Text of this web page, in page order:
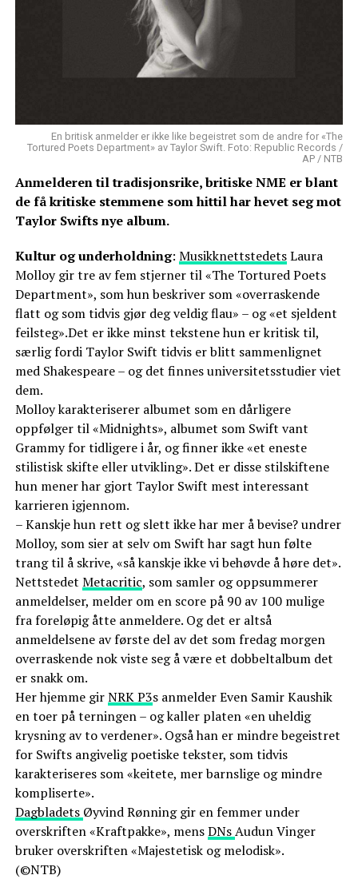
En britisk anmelder er ikke like begeistret som de andre for «The
Tortured Poets Department» av Taylor Swift. Foto: Republic Records /
AP / NTB
Anmelderen til tradisjonsrike, britiske NME er blant
de få kritiske stemmene som hittil har hevet seg mot
Taylor Swifts nye album.
Kultur og underholdning: MusikknettstedetsLaura
Molloy gir tre av fem stjerner til «The Tortured Poets
Department», som hun beskriver som «overraskende
flatt og som tidvis gjør deg veldig flau» – og «et sjeldent
feilsteg».Det er ikke minst tekstene hun er kritisk til,
særlig fordi Taylor Swift tidvis er blitt sammenlignet
med Shakespeare – og det finnes universitetsstudier viet
dem.
Molloy karakteriserer albumet som en dårligere
oppfølger til «Midnights», albumet som Swift vant
Grammy for tidligere i år, og finner ikke «et eneste
stilistisk skifte eller utvikling». Det er disse stilskiftene
hun mener har gjort Taylor Swift mest interessant
karrieren igjennom.
– Kanskje hun rett og slett ikke har mer å bevise? undrer
Molloy, som sier at selv om Swift har sagt hun følte
trang til å skrive, «så kanskje ikke vi behøvde å høre det».
Nettstedet Metacritic, som samler og oppsummerer
anmeldelser, melder om en score på 90 av 100 mulige
fra foreløpig åtte anmeldere. Og det er altså
anmeldelsene av første del av det som fredag morgen
overraskende nok viste seg å være et dobbeltalbum det
er snakk om.
Her hjemme girNRK P3s anmelder Even Samir Kaushik
en toer på terningen – og kaller platen «en uheldig
krysning av to verdener». Også han er mindre begeistret
for Swifts angivelig poetiske tekster, som tidvis
karakteriseres som «keitete, mer barnslige og mindre
kompliserte».
Dagbladets Øyvind Rønning gir en femmer under
overskriften «Kraftpakke», mensDNsAudun Vinger
bruker overskriften «Majestetisk og melodisk».
(©NTB)